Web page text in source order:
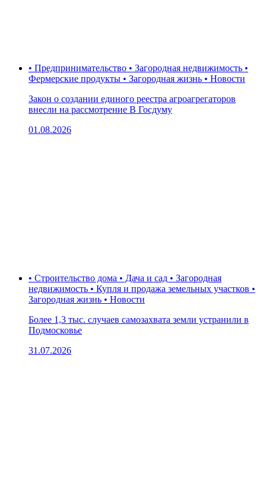
• Предпринимательство • Загородная недвижимость •
Фермерские продукты • Загородная жизнь • Новости
Закон о создании единого реестра агроагрегаторов
внесли на рассмотрение В Госдуму
01.08.2026
• Строительство дома • Дача и сад • Загородная
недвижимость • Купля и продажа земельных участков •
Загородная жизнь • Новости
Более 1,3 тыс. случаев самозахвата земли устранили в
Подмосковье
31.07.2026